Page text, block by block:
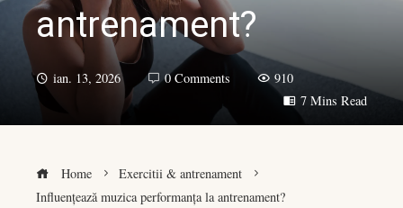
antrenament?
ian. 13, 2026 0 Comments
910
7 Mins Read
Home
Exercitii & antrenament
Influențează muzica performanța la antrenament?